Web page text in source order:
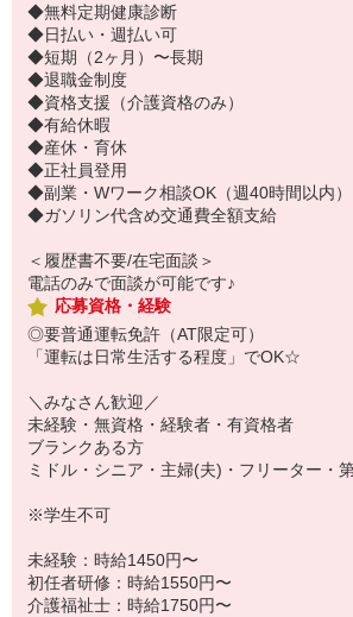
◆無料定期健康診断
◆日払い・週払い可
◆短期（2ヶ月）〜長期
◆退職金制度
◆資格支援（介護資格のみ）
◆有給休暇
◆産休・育休
◆正社員登用
◆副業・Wワーク相談OK（週40時間以内）
◆ガソリン代含め交通費全額支給
＜履歴書不要/在宅面談＞
電話のみで面談が可能です♪
応募資格・経験
◎要普通運転免許（AT限定可）
「運転は日常生活する程度」でOK☆
＼みなさん歓迎／
未経験・無資格・経験者・有資格者
ブランクある方
ミドル・シニア・主婦(夫)・フリーター・
※学生不可
未経験：時給1450円〜
初任者研修：時給1550円〜
介護福祉士：時給1750円〜